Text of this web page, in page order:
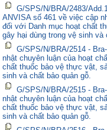
G/SPS/N/BRA/2483/
ANVISA số 461 về việc cập
đối với Danh mục hoạt chất
gây hại dùng trong vệ sinh và
G/SPS/N/BRA/2514 -
nhật chuyên luận của hoạt
chất thuốc bảo vệ thực vật,
sinh và chất bảo quản gỗ.
G/SPS/N/BRA/2515 -
nhật chuyên luận của hoạt
chất thuốc bảo vệ thực vật,
sinh và chất bảo quản gỗ.